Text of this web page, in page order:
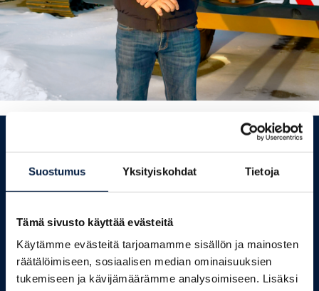
Suostumus Yksityiskohdat Tietoja
Tämä sivusto käyttää evästeitä
Käytämme evästeitä tarjoamamme sisällön ja mainosten
räätälöimiseen, sosiaalisen median ominaisuuksien
tukemiseen ja kävijämäärämme analysoimiseen. Lisäksi
Pitkäjänteistä ja ripeäliikkeistä huolenpitoa
työkoneellesi
opastusta saumattomaan yhteispeliin työkoneesi kanssa, me
telakonelaiset palvelemme. Tärkein päämäärämme on pitää
koneesi seisokkiajat minimissä ja varmistaa sen olevan aina
täydessä iskussa töihin!